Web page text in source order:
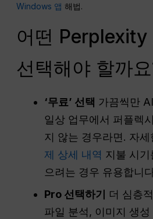
Windows 앱 해법.
어떤 Perplexity
선택해야 할까
‘무료’ 선택 가끔씩만
일상 업무에서 퍼플렉
지 않는 경우라면. 자세
제 상세 내역 지불 시
으려는 경우 유용합니
Pro 선택하기
더 심층
파일 분석, 이미지 생